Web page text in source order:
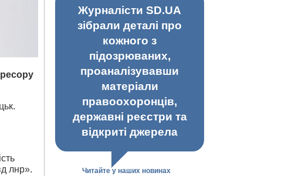
лнр».
Журналісти SD.UA
зібрали деталі про
кожного з
підозрюваних,
проаналізувавши
матеріали
правоохоронців,
державні реєстри та
відкриті джерела
Читайте у наших новинах